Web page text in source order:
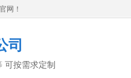
网！
司
可按需求定制